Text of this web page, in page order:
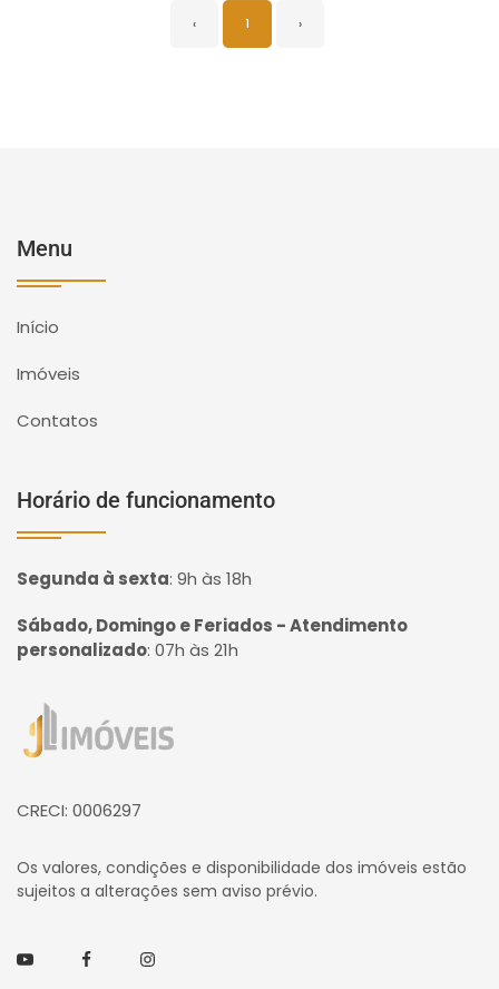
‹ 1 ›
Menu
Início
Imóveis
Contatos
Horário de funcionamento
Segunda à sexta: 9h às 18h
Sábado, Domingo e Feriados - Atendimento
personalizado: 07h às 21h
Página inicial
CRECI: 0006297
Os valores, condições e disponibilidade dos imóveis estão
sujeitos a alterações sem aviso prévio.
YoutubeFacebookInstagram